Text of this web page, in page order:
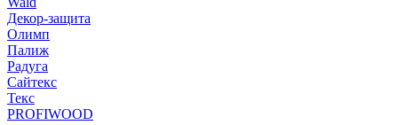
Декор-защита
Олимп
Палиж
Радуга
Сайтекс
Текс
PROFIWOOD